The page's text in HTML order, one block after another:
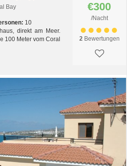
Bay
10
direkt am Meer.
100 Meter vom Coral
€300
/Nacht
2Bewertungen